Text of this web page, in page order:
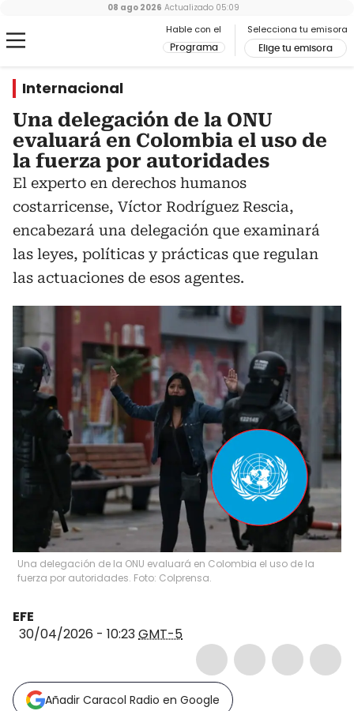
Hable con el
Programa
Selecciona tu emisora
Elige tu emisora
08 ago 2026 Actualizado 05:09
Internacional
Una delegación de la ONU
evaluará en Colombia el uso de
la fuerza por autoridades
El experto en derechos humanos
costarricense, Víctor Rodríguez Rescia,
encabezará una delegación que examinará
las leyes, políticas y prácticas que regulan
las actuaciones de esos agentes.
Una delegación de la ONU evaluará en Colombia el uso de la
fuerza por autoridades. Foto: Colprensa.
EFE
30/04/2026 - 10:23GMT-5
Añadir Caracol Radio en Google